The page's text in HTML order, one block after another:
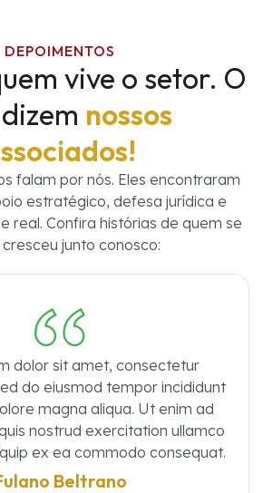
DEPOIMENTOS
vive o setor. O
nossos
falam por nós. Eles encontraram
estratégico, defesa jurídica e
real. Confira histórias de quem se
cresceu junto conosco:
dolor sit amet, consectetur
do eiusmod tempor incididunt
magna aliqua. Ut enim ad
nostrud exercitation ullamco
ex ea commodo consequat.
Beltrano